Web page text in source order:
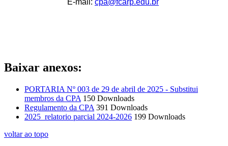
Baixar anexos:
PORTARIA Nº 003 de 29 de abril de 2025 - Substitui
membros da CPA 150 Downloads
Regulamento da CPA 391 Downloads
2025_relatorio parcial 2024-2026 199 Downloads
voltar ao topo